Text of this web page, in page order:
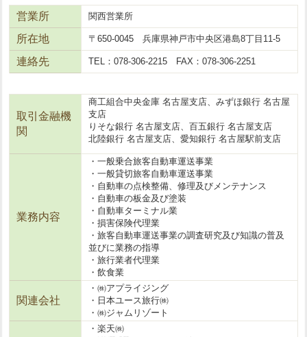
営業所 関西営業所
所在地 〒650-0045 兵庫県神戸市中央区港島8丁目11-5
連絡先 TEL：078-306-2215 FAX：078-306-2251
取引金融機
関
商工組合中央金庫 名古屋支店、みずほ銀行 名古屋
支店
りそな銀行 名古屋支店、百五銀行 名古屋支店
北陸銀行 名古屋支店、愛知銀行 名古屋駅前支店
業務内容
・一般乗合旅客自動車運送事業
・一般貸切旅客自動車運送事業
・自動車の点検整備、修理及びメンテナンス
・自動車の板金及び塗装
・自動車ターミナル業
・損害保険代理業
・旅客自動車運送事業の調査研究及び知識の普及
並びに業務の指導
・旅行業者代理業
・飲食業
関連会社
・㈱アプライジング
・日本ユース旅行㈱
・㈱ジャムリゾート
・楽天㈱